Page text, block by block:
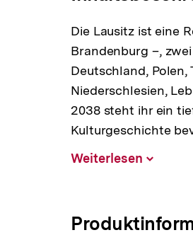
Die Lausitz ist eine
Brandenburg –,
Deutschland,
Niederschlesien,
2038 steht ihr ein
Kulturgeschichte
Weiterlesen